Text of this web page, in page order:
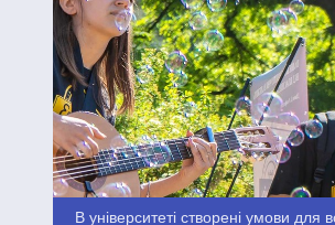
В університеті створені умови для